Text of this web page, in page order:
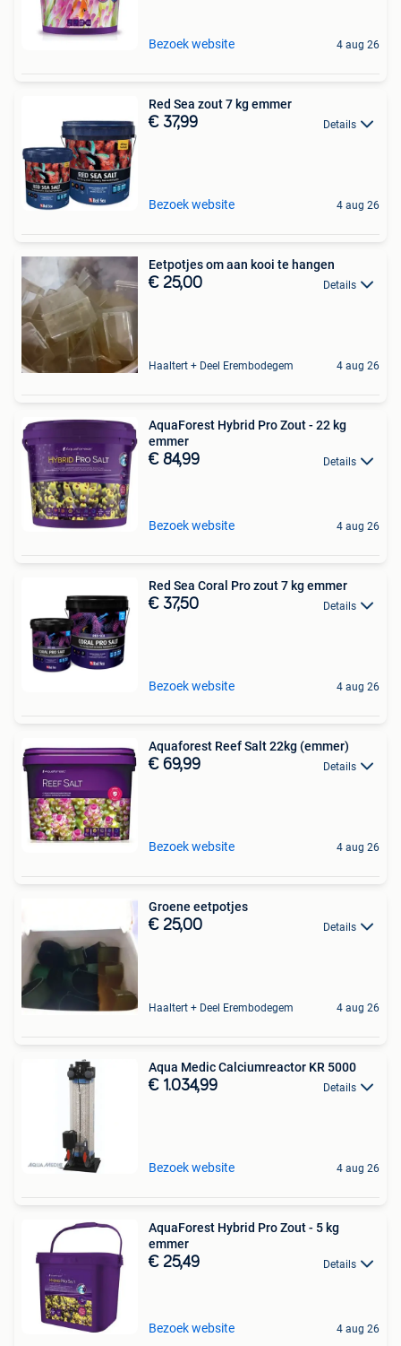
Bezoek website 4 aug 26
Red Sea zout 7 kg emmer
€ 37,99 Details
Bezoek website 4 aug 26
Eetpotjes om aan kooi te hangen
€ 25,00 Details
Haaltert + Deel Erembodegem 4 aug 26
AquaForest Hybrid Pro Zout - 22 kg
emmer
€ 84,99 Details
Bezoek website 4 aug 26
Red Sea Coral Pro zout 7 kg emmer
€ 37,50 Details
Bezoek website 4 aug 26
Aquaforest Reef Salt 22kg (emmer)
€ 69,99 Details
Bezoek website 4 aug 26
Groene eetpotjes
€ 25,00 Details
Haaltert + Deel Erembodegem 4 aug 26
Aqua Medic Calciumreactor KR 5000
€ 1.034,99 Details
Bezoek website 4 aug 26
AquaForest Hybrid Pro Zout - 5 kg
emmer
€ 25,49 Details
Bezoek website 4 aug 26